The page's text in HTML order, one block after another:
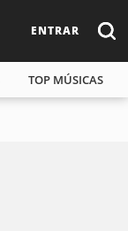
ENTRAR
TOP MÚSICAS